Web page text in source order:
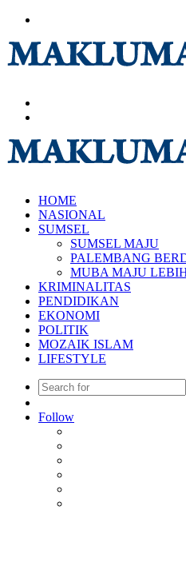
HOME
NASIONAL
SUMSEL
SUMSEL MAJU
PALEMBANG
MUBA MAJU
KRIMINALITAS
PENDIDIKAN
EKONOMI
POLITIK
MOZAIK ISLAM
LIFESTYLE
Article
Follow